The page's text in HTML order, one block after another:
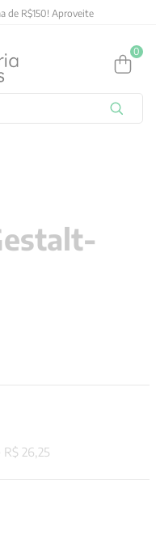
de R$150! Aproveite
0
R$ 26 25